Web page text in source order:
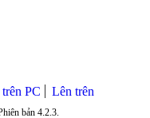
PC Lên trên
bản 4.2.3.